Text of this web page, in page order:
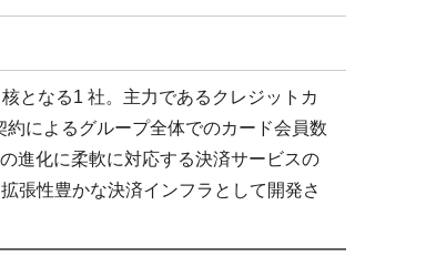
となる1 社。主力であるクレジットカ
によるグループ全体でのカード会員数
進化に柔軟に対応する決済サービスの
張性豊かな決済インフラとして開発さ